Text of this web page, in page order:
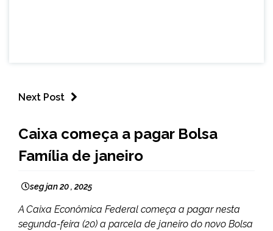
Next Post
NOTÍCIAS
Caixa começa a pagar Bolsa
Família de janeiro
seg jan 20 , 2025
A Caixa Econômica Federal começa a pagar nesta
segunda-feira (20) a parcela de janeiro do novo Bolsa